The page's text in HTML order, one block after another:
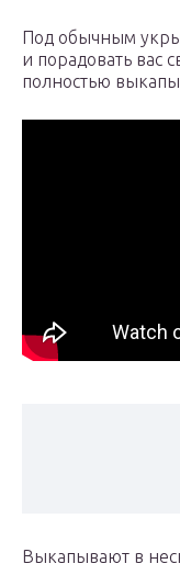
Под обычным
и порадовать вас
полностью
Выкапывают в